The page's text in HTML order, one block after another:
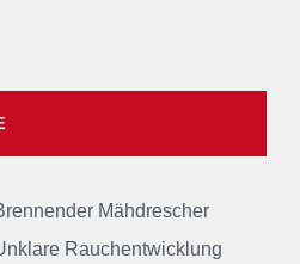
Mähdrescher
Rauchentwicklung